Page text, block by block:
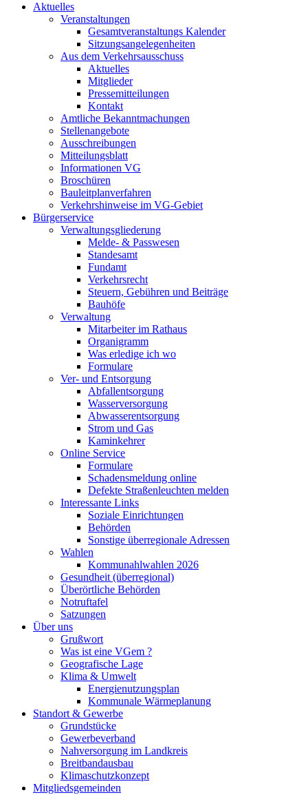
Aktuelles
Veranstaltungen
Gesamtveranstaltungs Kalender
Sitzungsangelegenheiten
Aus dem Verkehrsausschuss
Aktuelles
Mitglieder
Pressemitteilungen
Kontakt
Amtliche Bekanntmachungen
Stellenangebote
Ausschreibungen
Mitteilungsblatt
Informationen VG
Broschüren
Bauleitplanverfahren
Verkehrshinweise im VG-Gebiet
Bürgerservice
Verwaltungsgliederung
Melde- & Passwesen
Standesamt
Fundamt
Verkehrsrecht
Steuern, Gebühren und Beiträge
Bauhöfe
Verwaltung
Mitarbeiter im Rathaus
Organigramm
Was erledige ich wo
Formulare
Ver- und Entsorgung
Abfallentsorgung
Wasserversorgung
Abwasserentsorgung
Strom und Gas
Kaminkehrer
Online Service
Formulare
Schadensmeldung online
Defekte Straßenleuchten melden
Interessante Links
Soziale Einrichtungen
Behörden
Sonstige überregionale Adressen
Wahlen
Kommunahlwahlen 2026
Gesundheit (überregional)
Überörtliche Behörden
Notruftafel
Satzungen
Über uns
Grußwort
Was ist eine VGem ?
Geografische Lage
Klima & Umwelt
Energienutzungsplan
Kommunale Wärmeplanung
Standort & Gewerbe
Grundstücke
Gewerbeverband
Nahversorgung im Landkreis
Breitbandausbau
Klimaschutzkonzept
Mitgliedsgemeinden